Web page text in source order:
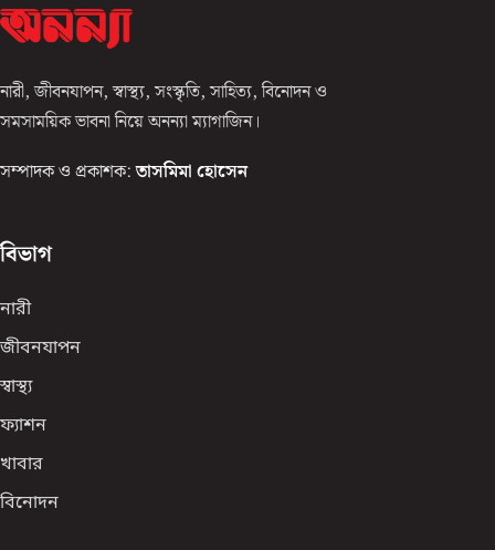
নারী, জীবনযাপন, স্বাস্থ্য, সংস্কৃতি, সাহিত্য, বিনোদন ও
সমসাময়িক ভাবনা নিয়ে অনন্যা ম্যাগাজিন।
সম্পাদক ও প্রকাশক: তাসমিমা হোসেন
বিভাগ
নারী
জীবনযাপন
স্বাস্থ্য
ফ্যাশন
খাবার
বিনোদন